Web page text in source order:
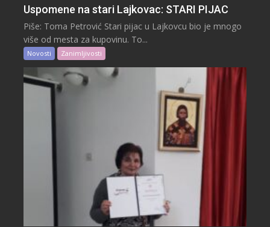
Uspomene na stari Lajkovac: STARI PIJAC
Piše: Toma Petrović Stari pijac u Lajkovcu bio je mnogo
više od mesta za kupovinu. To...
Novosti Zanimljivosti